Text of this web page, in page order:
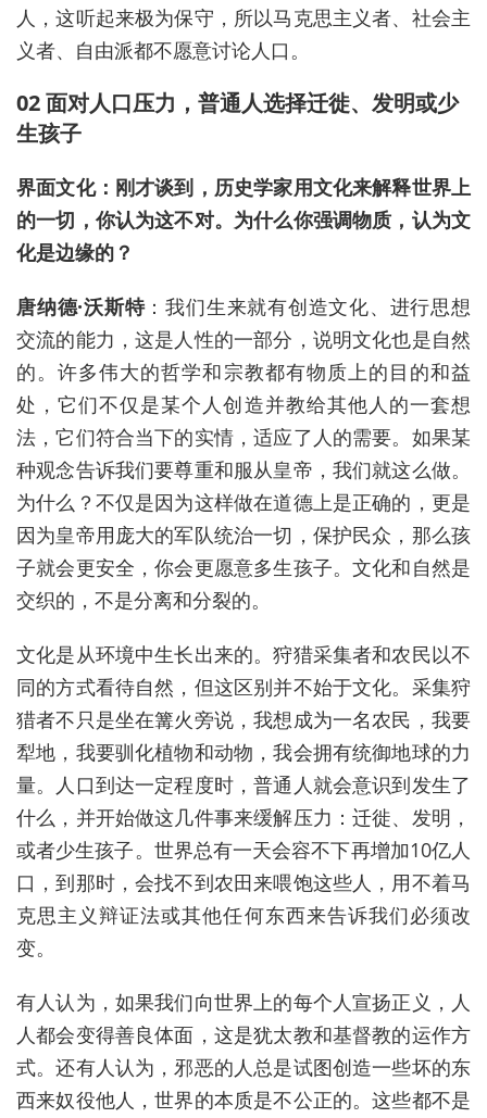
人，这听起来极为保守，所以马克思主义者、社会主
义者、自由派都不愿意讨论人口。
02 面对人口压力， 普通人选择迁徙、发明或少
生孩子
界面文化：刚才谈到，历史学家用文化来解释世界上
的一切，你认为这不对。为什么你强调物质，认为文
化是边缘的？
唐纳德·沃斯特：我们生来就有创造文化、进行思想
交流的能力，这是人性的一部分，说明文化也是自然
的。许多伟大的哲学和宗教都有物质上的目的和益
处，它们不仅是某个人创造并教给其他人的一套想
法，它们符合当下的实情，适应了人的需要。如果某
种观念告诉我们要尊重和服从皇帝，我们就这么做。
为什么？不仅是因为这样做在道德上是正确的，更是
因为皇帝用庞大的军队统治一切，保护民众 ，那么孩
子就会更安全，你会更愿意多生孩子。文化和自然是
交织的，不是分离和分裂的。
文化是从环境中生长出来的。狩猎采集者和农民以不
同的方式看待自然，但这区别并不始于文化。采集狩
猎者不只是坐在篝火旁说，我想成为一名农民，我要
犁地，我要驯化植物和动物，我会拥有统御地球的力
量。人口到达一定程度时，普通人就会意识到发生了
什么，并开始做这几件事来缓解压力：迁徙、发明，
或者少生孩子。世界总有一天会容不下再增加10亿人
口，到那时，会找不到农田来喂饱这些人，用不着马
克思主义辩证法或其他任何东西来告诉我们必须改
变。
有人认为，如果我们向世界上的每个人宣扬正义，人
人都会变得善良体面，这是犹太教和基督教的运作方
式。还有人认为，邪恶的人总是试图创造一些坏的东
西来奴役他人，世界的本质是不公正的。这些都不是